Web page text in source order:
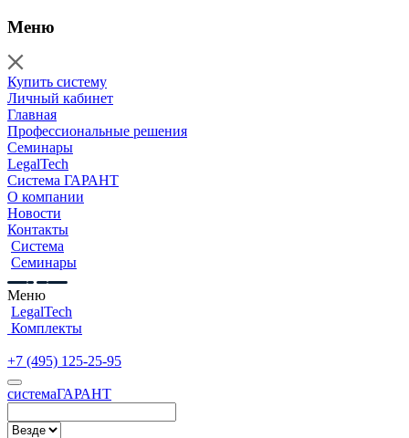
Меню
Купить систему
Личный кабинет
Главная
Профессиональные решения
Семинары
LegalTech
Система ГАРАНТ
О компании
Новости
Контакты
Система
Семинары
Меню
LegalTech
Комплекты
+7 (495) 125-25-95
cистемаГАРАНТ